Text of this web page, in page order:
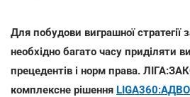
Для побудови виграшної стратегії
необхідно багато часу приділяти
прецедентів і норм права.
комплексне рішення